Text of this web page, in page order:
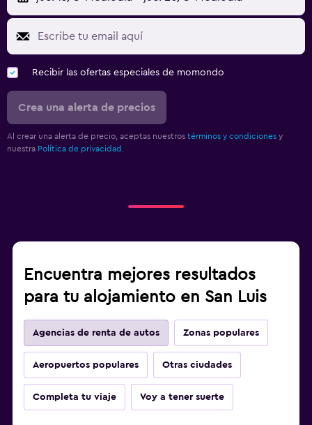
Recibir las ofertas especiales de momondo
Crea una alerta de precios
Al crear una alerta de precio, aceptas nuestros términos y condiciones y
nuestra Política de privacidad.
Encuentra mejores resultados
para tu alojamiento en San Luis
Agencias de renta de autos Zonas populares
Aeropuertos populares Otras ciudades
Completa tu viaje Voy a tener suerte